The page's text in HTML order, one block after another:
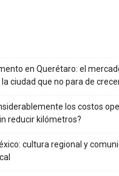
en Querétaro: el
ciudad que no para de
los costos
reducir kilómetros?
cultura regional y